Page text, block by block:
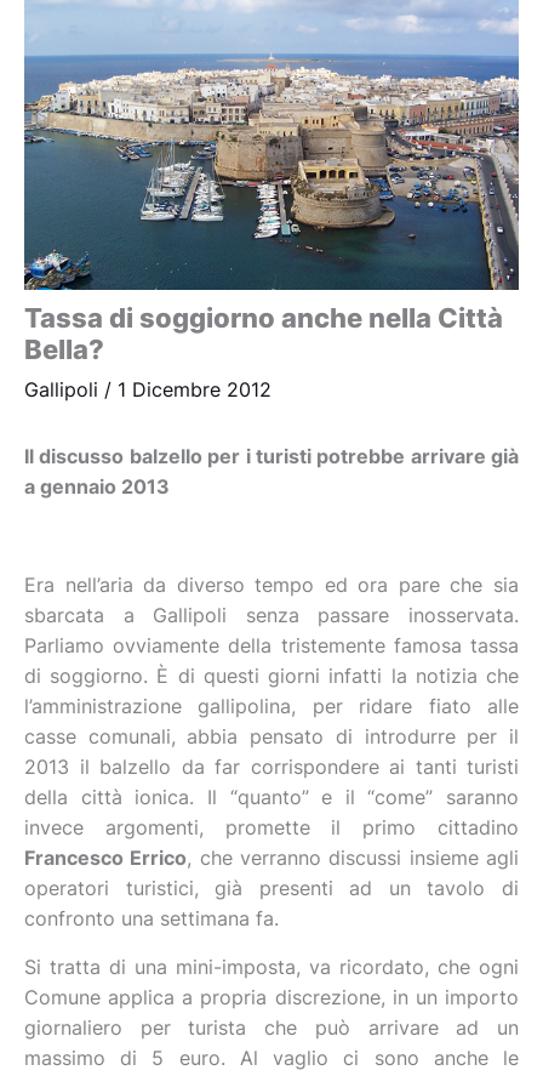
Tassa di soggiorno anche nella Città
Bella?
Gallipoli / 1 Dicembre 2012
Il discusso balzello per i turisti potrebbe arrivare già
a gennaio 2013
Era nell’aria da diverso tempo ed ora pare che sia
sbarcata a Gallipoli senza passare inosservata.
Parliamo ovviamente della tristemente famosa tassa
di soggiorno. È di questi giorni infatti la notizia che
l’amministrazione gallipolina, per ridare fiato alle
casse comunali, abbia pensato di introdurre per il
2013 il balzello da far corrispondere ai tanti turisti
della città ionica. Il “quanto” e il “come” saranno
invece argomenti, promette il primo cittadino
Francesco Errico, che verranno discussi insieme agli
operatori turistici, già presenti ad un tavolo di
confronto una settimana fa.
Si tratta di una mini-imposta, va ricordato, che ogni
Comune applica a propria discrezione, in un importo
giornaliero per turista che può arrivare ad un
massimo di 5 euro. Al vaglio ci sono anche le